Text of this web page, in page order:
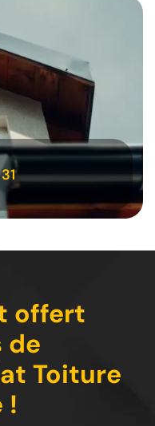
offert
de
Toiture
!